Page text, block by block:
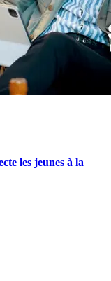
les jeunes à la